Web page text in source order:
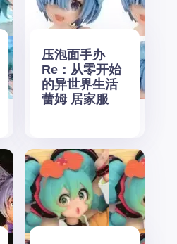
压泡面手办
Re：从零开始
的异世界生活
蕾姆 居家服